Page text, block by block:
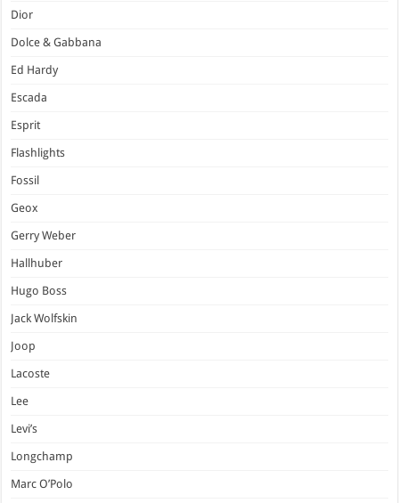
Dior
Dolce & Gabbana
Ed Hardy
Escada
Esprit
Flashlights
Fossil
Geox
Gerry Weber
Hallhuber
Hugo Boss
Jack Wolfskin
Joop
Lacoste
Lee
Levi’s
Longchamp
Marc O’Polo